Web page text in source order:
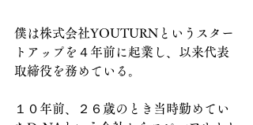
僕は株式会社YOUTURNというスター
トアップを４年前に起業し、以来代表
取締役を務めている。
１０年前、２６歳のとき当時勤めてい